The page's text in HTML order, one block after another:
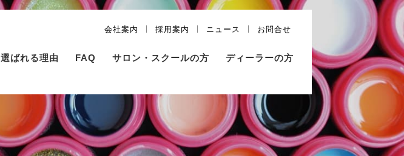
会社案内 採用案内 ニュース お問合せ
選ばれる理由 FAQ サロン・スクールの方
ディーラーの方